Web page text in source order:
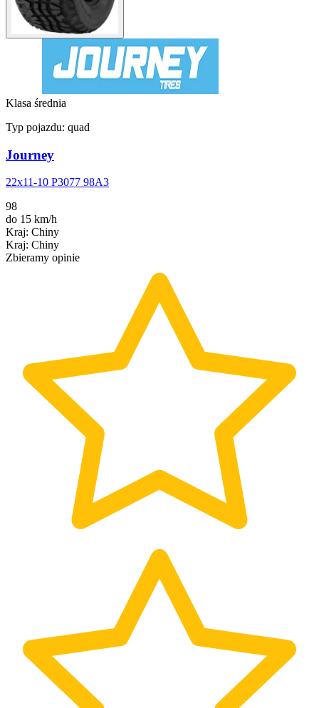
Klasa średnia
Typ pojazdu: quad
Journey
22x11-10 P3077 98A3
98
do 15 km/h
Kraj: Chiny
Kraj: Chiny
Zbieramy opinie